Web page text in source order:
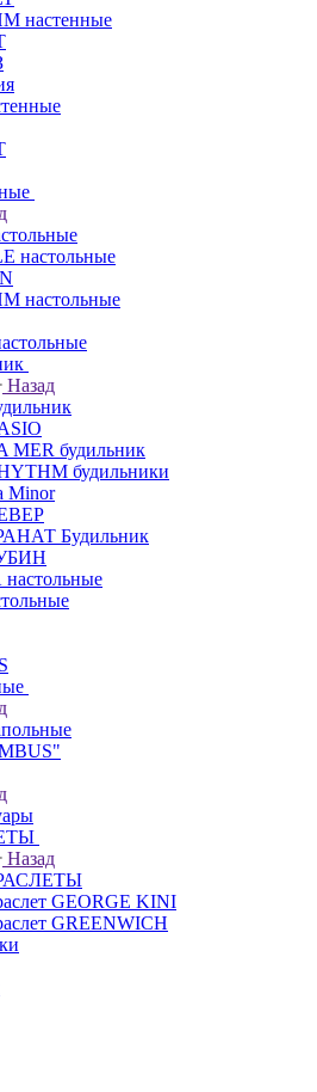
настенные
настольные
настольные
Назад
MER будильник
будильники
Minor
Будильник
Назад
GEORGE KINI
GREENWICH